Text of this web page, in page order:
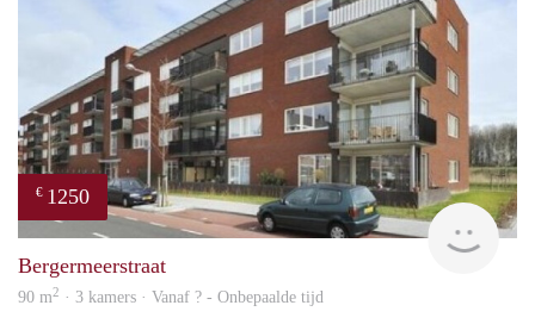
€ 1250
Bergermeerstraat
90 m2 · 3 kamers · Vanaf ? - Onbepaalde tijd